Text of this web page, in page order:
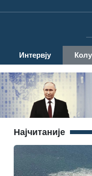
Интервју
Најчитаније